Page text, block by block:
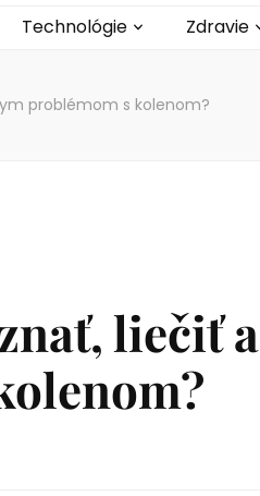
Technológie Zdravie
problémom s kolenom?
liečiť a